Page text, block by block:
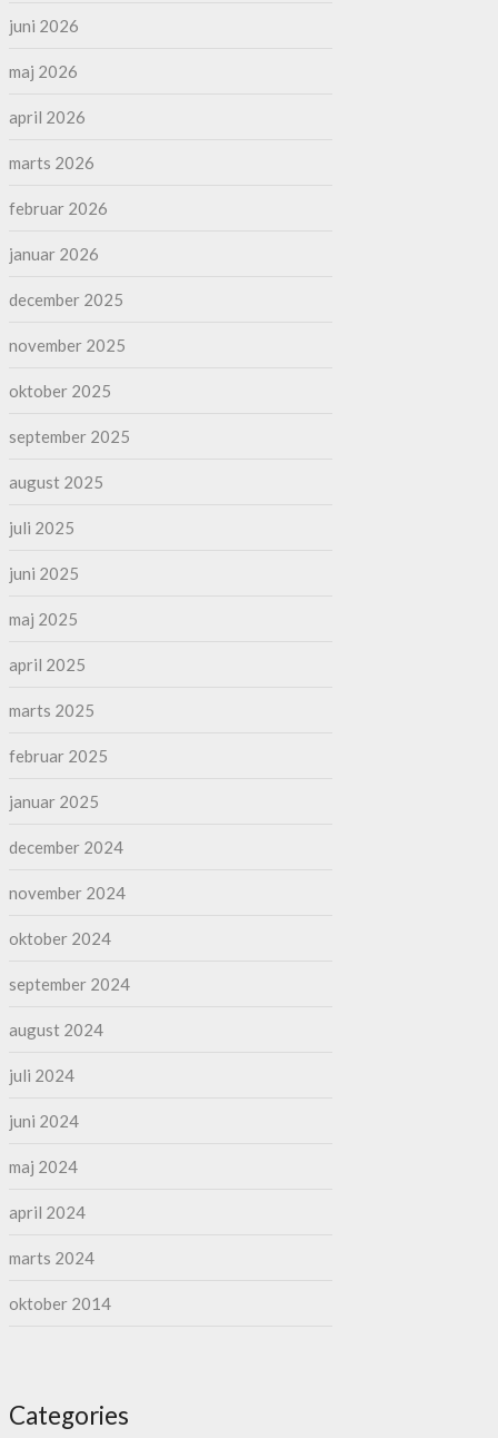
juni 2026
maj 2026
april 2026
marts 2026
februar 2026
januar 2026
december 2025
november 2025
oktober 2025
september 2025
august 2025
juli 2025
juni 2025
maj 2025
april 2025
marts 2025
februar 2025
januar 2025
december 2024
november 2024
oktober 2024
september 2024
august 2024
juli 2024
juni 2024
maj 2024
april 2024
marts 2024
oktober 2014
Categories